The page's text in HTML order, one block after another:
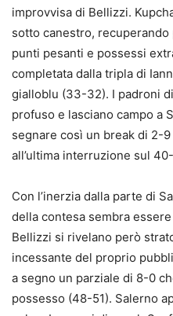
improvvisa di Bellizzi.
sotto canestro,
punti pesanti e possessi
completata dalla tripla di
gialloblu (33-32). I padroni
profuso e lasciano campo a
segnare così un break di 2-
all’ultima interruzione sul
Con l’inerzia dalla parte di
della contesa sembra
Bellizzi si rivelano però
incessante del proprio
a segno un parziale di 8-0
possesso (48-51). Salerno